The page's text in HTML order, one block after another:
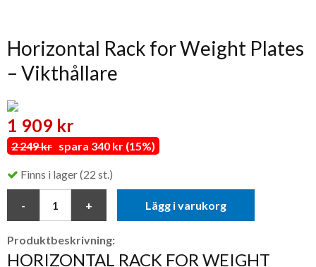
Horizontal Rack for Weight Plates
– Vikthållare
1 909 kr
2 249 kr spara 340 kr (15%)
Finns i lager (22 st.)
Lägg i varukorg
Produktbeskrivning:
HORIZONTAL RACK FOR WEIGHT